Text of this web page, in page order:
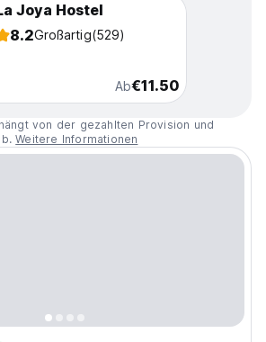
Joya Hostel
8.2Großartig(529)
Ab€11.50
von der gezahlten Provision und
Weitere Informationen